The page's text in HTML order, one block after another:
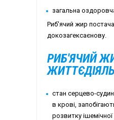
загальна
Риб'ячий жир
докозагексаєнову.
РИБ'ЯЧИЙ
стан серцево-
в крові,
розвитку